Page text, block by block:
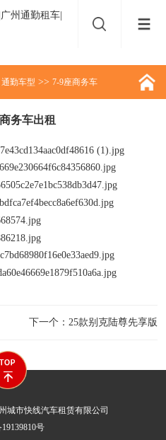
通勤车型 >> 7-9座商务车
务车出租
下一个：25款别克陆尊先享版
城市快线汽车租赁有限公司
号